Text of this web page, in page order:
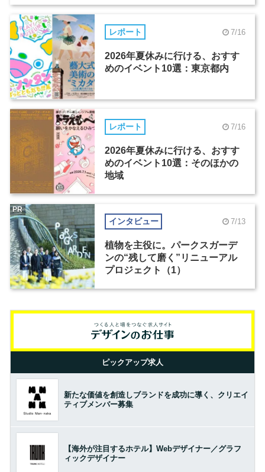
レポート 7/16
2026年夏休みに行ける、おすす
めのイベント10選：東京都内
レポート 7/16
2026年夏休みに行ける、おすす
めのイベント10選：そのほかの
地域
インタビュー 7/13
植物を主役に。パークスガーデ
ンの“残して磨く”リニューアル
プロジェクト（1）
PR
ピックアップ求人
新たな価値を創造しブランドを成功に導く、クリエイ
ティブメンバー募集
【海外が注目するホテル】Webデザイナー／グラフ
ィックデザイナー